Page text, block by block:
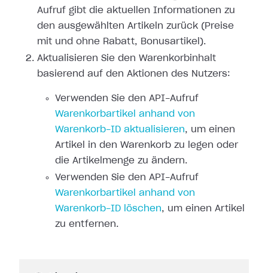
Aufruf gibt die aktuellen Informationen zu
den ausgewählten Artikeln zurück (Preise
mit und ohne Rabatt, Bonusartikel).
Aktualisieren Sie den Warenkorbinhalt
basierend auf den Aktionen des Nutzers:
Verwenden Sie den API-Aufruf
Warenkorbartikel anhand von
Warenkorb-ID aktualisieren, um einen
Artikel in den Warenkorb zu legen oder
die Artikelmenge zu ändern.
Verwenden Sie den API-Aufruf
Warenkorbartikel anhand von
Warenkorb-ID löschen, um einen Artikel
zu entfernen.